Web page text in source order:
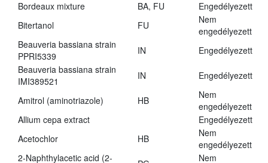
Bordeaux mixture BA, FU
Engedélyezett
Bitertanol
FU
Nem
engedélyezett
Beauveria bassiana strain
PPRI5339
IN
Engedélyezett
Beauveria bassiana strain
IMI389521
IN Engedélyezett
Amitrol (aminotriazole) HB
Nem
engedélyezett
Allium cepa extract
Engedélyezett
Acetochlor
HB
Nem
engedélyezett
2-Naphthylacetic acid (2-
Nem